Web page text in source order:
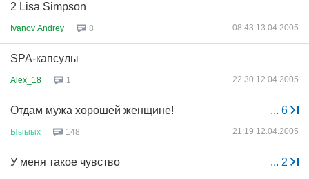
2 Lisa Simpson
Ivanov Andrey 8 08:43 13.04.2005
SPA-капсулы
Alex_18 1 22:30 12.04.2005
... 6
Отдам мужа хорошей женщине!
Ыыыых 148 21:19 12.04.2005
... 2
У меня такое чувство